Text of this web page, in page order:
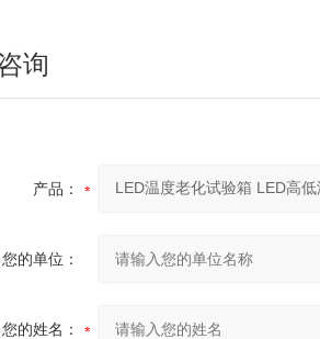
询
产品：
您的单位：
您的姓名：